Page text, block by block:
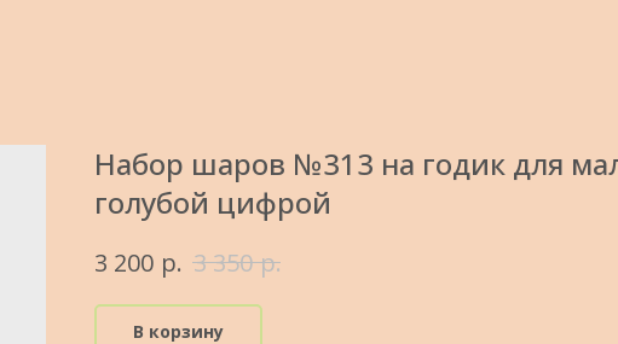
Набор шаров №313 на годик для
голубой цифрой
3 200 р. 3 350 р.
В корзину